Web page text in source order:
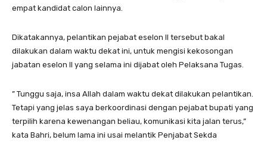
empat kandidat calon lainnya.
Dikatakannya, pelantikan pejabat eselon II tersebut bakal
dilakukan dalam waktu dekat ini, untuk mengisi kekosongan
jabatan eselon II yang selama ini dijabat oleh Pelaksana Tugas.
” Tunggu saja, insa Allah dalam waktu dekat dilakukan pelantikan.
Tetapi yang jelas saya berkoordinasi dengan pejabat bupati yang
terpilih karena kewenangan beliau, komunikasi kita jalan terus,”
kata Bahri, belum lama ini usai melantik Penjabat Sekda